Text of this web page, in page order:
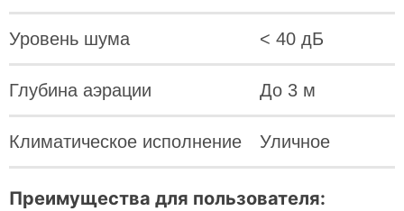
Уровень шума < 40 дБ
Глубина аэрации До 3 м
Климатическое исполнение Уличное
Преимущества для пользователя: